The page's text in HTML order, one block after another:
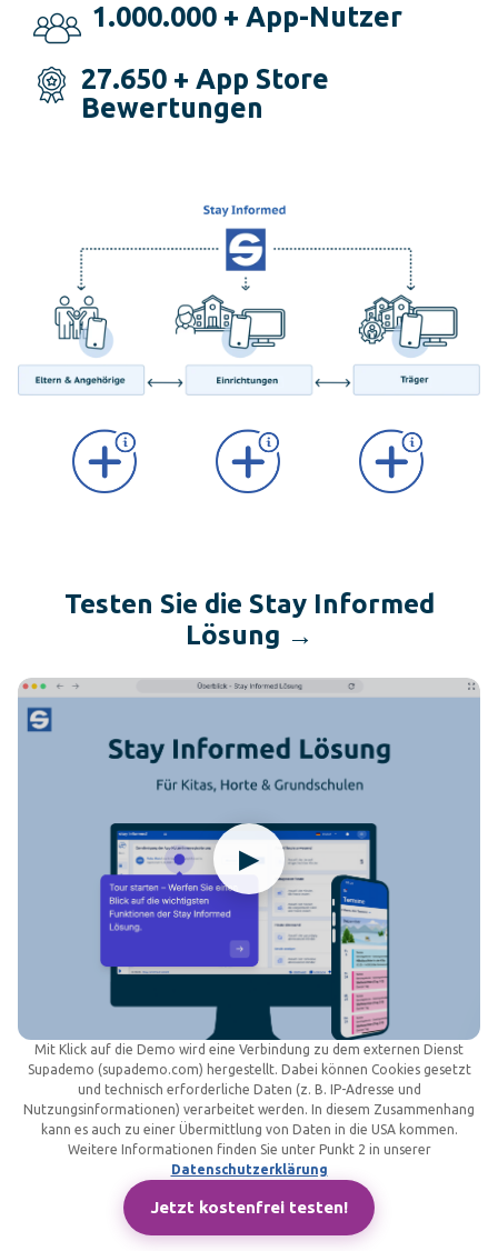
1.000.000 + App-Nutzer
27.650 + App Store
Bewertungen
Testen Sie die Stay Informed
Lösung →
Mit Klick auf die Demo wird eine Verbindung zu dem externen Dienst
Supademo (supademo.com) hergestellt. Dabei können Cookies gesetzt
und technisch erforderliche Daten (z. B. IP-Adresse und
Nutzungsinformationen) verarbeitet werden. In diesem Zusammenhang
kann es auch zu einer Übermittlung von Daten in die USA kommen.
Weitere Informationen finden Sie unter Punkt 2 in unserer
Datenschutzerklärung
Jetzt kostenfrei testen!